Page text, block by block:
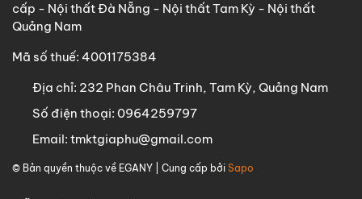
cấp - Nội thất Đà Nẵng - Nội thất Tam Kỳ - Nội thất
Quảng Nam
Mã số thuế: 4001175384
Địa chỉ: 232 Phan Châu Trinh, Tam Kỳ, Quảng Nam
Số điện thoại: 0964259797
Email: tmktgiaphu@gmail.com
© Bản quyền thuộc về EGANY | Cung cấp bởi Sapo